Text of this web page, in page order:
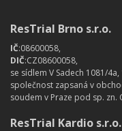
ResTrial Brno s.r.o.
IČ:08600058,
DIČ:CZ08600058,
se sídlem V Sadech 1081/
společnost zapsaná v
soudem v Praze pod sp. zn.
ResTrial Kardio s.r.o.